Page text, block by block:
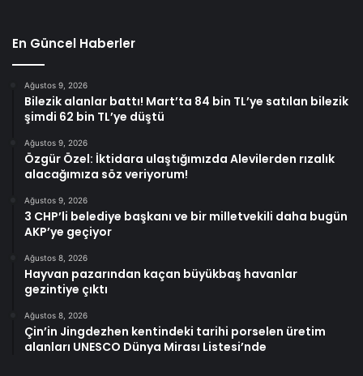
En Güncel Haberler
Ağustos 9, 2026
Bilezik alanlar battı! Mart’ta 84 bin TL’ye satılan bilezik
şimdi 62 bin TL’ye düştü
Ağustos 9, 2026
Özgür Özel: İktidara ulaştığımızda Alevilerden rızalık
alacağımıza söz veriyorum!
Ağustos 9, 2026
3 CHP’li belediye başkanı ve bir milletvekili daha bugün
AKP’ye geçiyor
Ağustos 8, 2026
Hayvan pazarından kaçan büyükbaş havanlar
gezintiye çıktı
Ağustos 8, 2026
Çin’in Jingdezhen kentindeki tarihi porselen üretim
alanları UNESCO Dünya Mirası Listesi’nde